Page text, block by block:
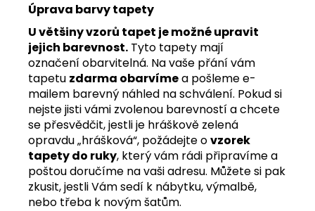
Úprava barvy tapety
U většiny vzorů tapet je možné upravit
jejich barevnost. Tyto tapety mají
označení obarvitelná. Na vaše přání vám
tapetu zdarma obarvímea pošleme e-
mailem barevný náhled na schválení. Pokud si
nejste jisti vámi zvolenou barevností a chcete
se přesvědčit, jestli je hráškově zelená
opravdu „hrášková“, požádejte ovzorek
tapety do ruky, který vám rádi připravíme a
poštou doručíme na vaši adresu. Můžete si pak
zkusit, jestli Vám sedí k nábytku, výmalbě,
nebo třeba k novým šatům.